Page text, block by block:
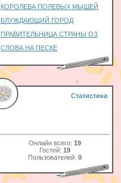
КОРОЛЕВА ПОЛЕВЫХ МЫШЕЙ
БЛУЖДАЮЩИЙ ГОРОД
ПРАВИТЕЛЬНИЦА СТРАНЫ ОЗ
СЛОВА НА ПЕСКЕ
Статистика
Онлайн всего: 19
Гостей: 19
Пользователей: 0